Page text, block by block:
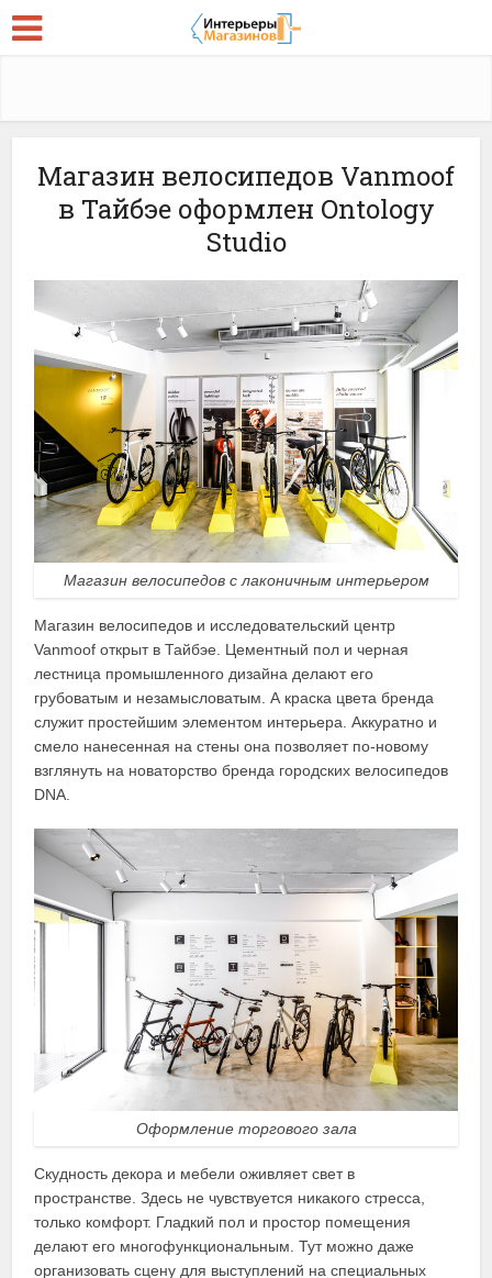
Магазин велосипедов Vanmoof
в Тайбэе оформлен Ontology
Studio
Магазин велосипедов с лаконичным интерьером
Магазин велосипедов и исследовательский центр
Vanmoof открыт в Тайбэе. Цементный пол и черная
лестница промышленного дизайна делают его
грубоватым и незамысловатым. А краска цвета бренда
служит простейшим элементом интерьера. Аккуратно и
смело нанесенная на стены она позволяет по-новому
взглянуть на новаторство бренда городских велосипедов
DNA.
Оформление торгового зала
Скудность декора и мебели оживляет свет в
пространстве. Здесь не чувствуется никакого стресса,
только комфорт. Гладкий пол и простор помещения
делают его многофункциональным. Тут можно даже
организовать сцену для выступлений на специальных